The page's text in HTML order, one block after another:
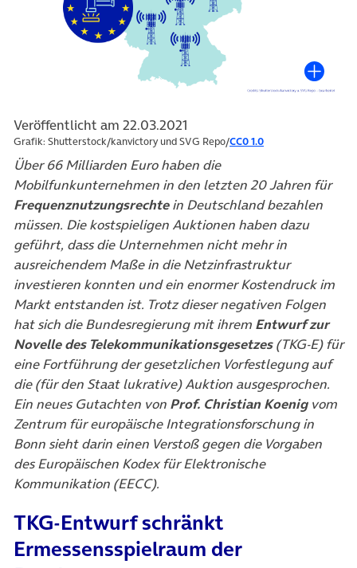
Veröffentlicht am 22.03.2021
Grafik: Shutterstock/kanvictory und SVG Repo/CC0 1.0
Über 66 Milliarden Euro haben die
Mobilfunkunternehmen in den letzten 20 Jahren für
Frequenznutzungsrechtein Deutschland bezahlen
müssen. Die kostspieligen Auktionen haben dazu
geführt, dass die Unternehmen nicht mehr in
ausreichendem Maße in die Netzinfrastruktur
investieren konnten und ein enormer Kostendruck im
Markt entstanden ist. Trotz dieser negativen Folgen
hat sich die Bundesregierung mit ihrem Entwurf zur
Novelle des Telekommunikationsgesetzes(TKG-E) für
eine Fortführung der gesetzlichen Vorfestlegung auf
die (für den Staat lukrative) Auktion ausgesprochen.
Ein neues Gutachten von Prof. Christian Koenigvom
Zentrum für europäische Integrationsforschung in
Bonn sieht darin einen Verstoß gegen die Vorgaben
des Europäischen Kodex für Elektronische
Kommunikation (EECC).
TKG-Entwurf schränkt
Ermessensspielraum der